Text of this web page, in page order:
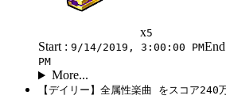
x5
Start : 9/14/2019, 3:00:00 PM
PM
More...
【デイリー】全属性楽曲 をスコア240